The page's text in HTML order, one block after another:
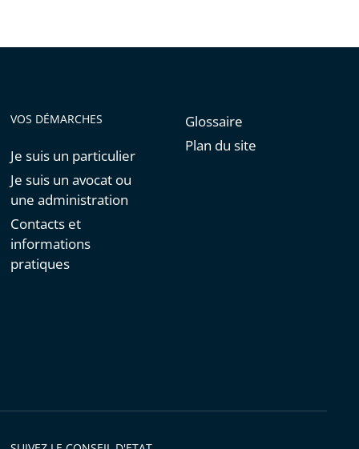
VOS DÉMARCHES
Je suis un particulier
Je suis un avocat ou
une administration
Contacts et
informations
pratiques
Glossaire
Plan du site